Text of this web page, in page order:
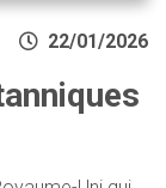
22/01/2026